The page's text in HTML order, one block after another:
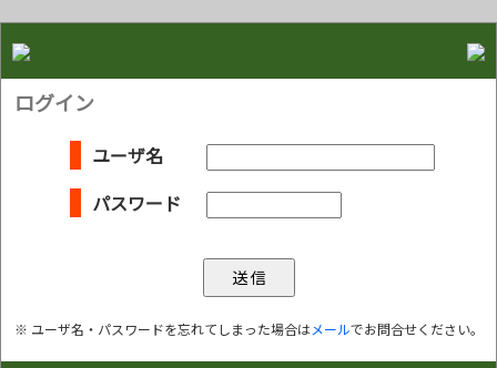
ログイン
ユーザ名
パスワード
※ ユーザ名・パスワードを忘れてしまった場合はメールでお問合せください。